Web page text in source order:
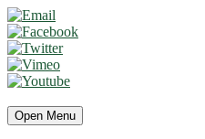
Open Menu